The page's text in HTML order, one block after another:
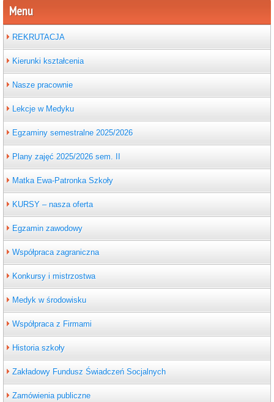
Menu
REKRUTACJA
Kierunki kształcenia
Nasze pracownie
Lekcje w Medyku
Egzaminy semestralne 2025/2026
Plany zajęć 2025/2026 sem. II
Matka Ewa-Patronka Szkoły
KURSY – nasza oferta
Egzamin zawodowy
Współpraca zagraniczna
Konkursy i mistrzostwa
Medyk w środowisku
Współpraca z Firmami
Historia szkoły
Zakładowy Fundusz Świadczeń Socjalnych
Zamówienia publiczne